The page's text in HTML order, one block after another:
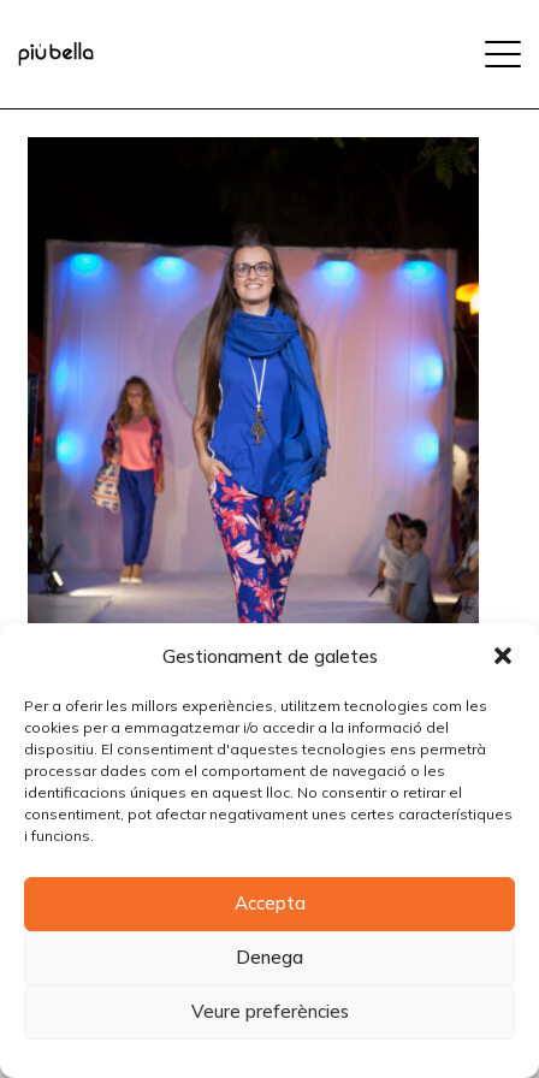
Gestionament de galetes
Per a oferir les millors experiències, utilitzem tecnologies com les
cookies per a emmagatzemar i/o accedir a la informació del
dispositiu. El consentiment d'aquestes tecnologies ens permetrà
processar dades com el comportament de navegació o les
identificacions úniques en aquest lloc. No consentir o retirar el
consentiment, pot afectar negativament unes certes característiques
i funcions.
Accepta
Denega
Veure preferències
© Copyright Piùbella Models Agency2026
Creative Corner Agency
Política de cookies